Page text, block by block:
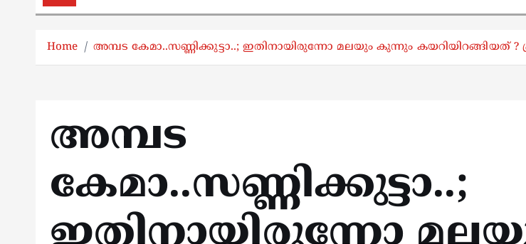
Home അമ്പട കേമാ..സണ്ണിക്കുട്ടാ..; ഇതിനായിരുന്നോ മലയും കുന്നും കയറിയിറങ്ങിയത് ?
അമ്പട
കേമാ..സണ്ണിക്കുട്ടാ..;